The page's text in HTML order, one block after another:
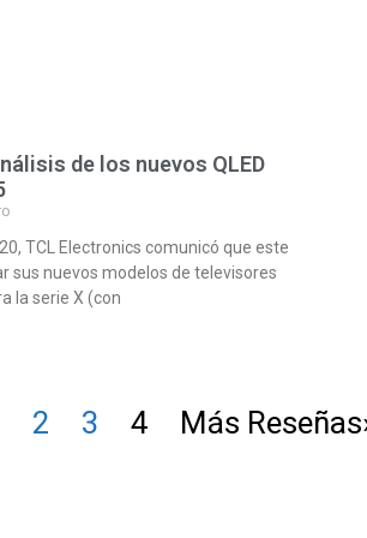
de los nuevos QLED
TCL Electronics comunicó que este
sus nuevos modelos de televisores
la serie X (con
2 3 4 Más